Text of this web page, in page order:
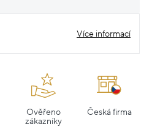
Více informací
Ověřeno
zákazníky
Česká firma